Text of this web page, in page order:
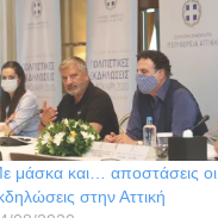
μάσκα και… αποστάσεις οι
στην Αττική